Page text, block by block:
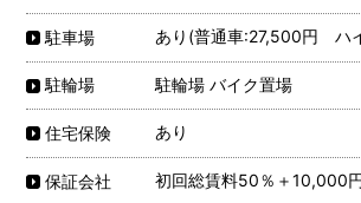
駐車場 あり(普通車:27,500円 ハ
駐輪場 駐輪場 バイク置場
住宅保険 あり
保証会社 初回総賃料50％＋10,000